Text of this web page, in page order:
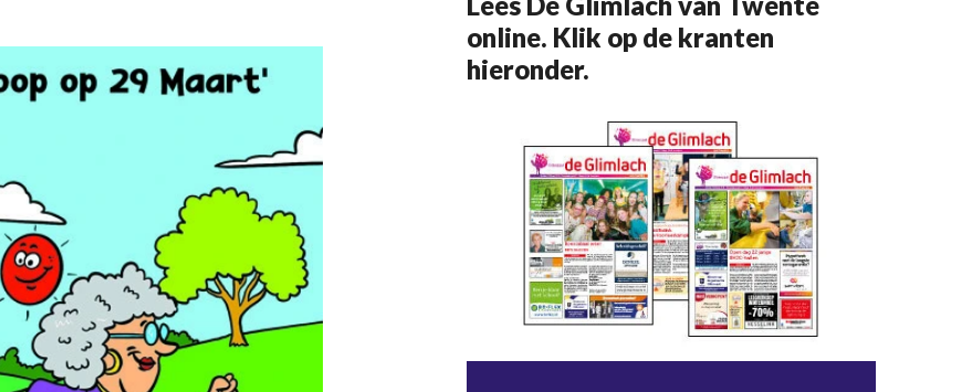
online. Klik op de kranten
hieronder.